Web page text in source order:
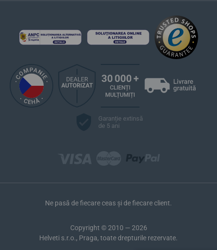
Garanție extinsă
de 5 ani
Ne pasă de fiecare ceas și de fiecare client.
Copyright © 2010 — 2026
Helveti s.r.o., Praga, toate drepturile rezervate.